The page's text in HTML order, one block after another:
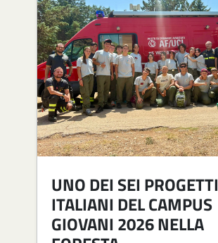
UNO DEI SEI PROGETTI
ITALIANI DEL CAMPUS
GIOVANI 2026 NELLA